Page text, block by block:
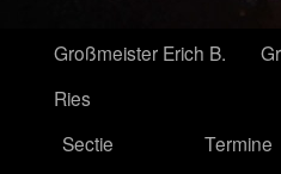
Großmeister Erich B.
Ries
Sectie
Termine